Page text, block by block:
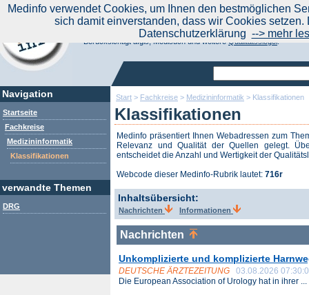
Start > Fachkreise > Medizininformatik > Klassifikationen
Klassifikationen
Medinfo präsentiert Ihnen Webadressen zum
Relevanz und Qualität der Quellen gelegt.
entscheidet die Anzahl und Wertigkeit der
Webcode dieser Medinfo-Rubrik lautet: 716r
Inhaltsübersicht:
Nachrichten Informationen
Nachrichten
Unkomplizierte und komplizierte
DEUTSCHE ÄRZTEZEITUNG
03.08.2026
Die European Association of Urology hat in ihrer ...
Navigation
Startseite
Fachkreise
Medizininformatik
Klassifikationen
verwandte Themen
DRG
Aktuelle Nachrichten|
Suchen Sie noch oder Finden Sie schon?
Medinfo.de - Meta-Portal für Gesundheitsthemen
Berücksichtigt afgis, Medisuch und weitereQualitätssiegel.
Medinfo verwendet Cookies, um Ihnen den bestmöglichen
sich damit einverstanden, dass wir Cookies
Datenschutzerklärung --> mehr